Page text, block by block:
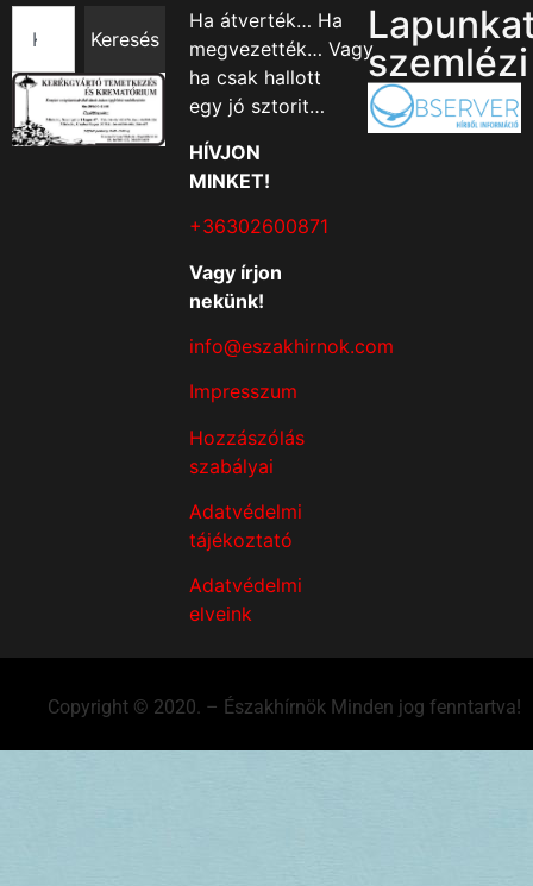
Keresés
Ha átverték… Ha
megvezették… Vagy
ha csak hallott
egy jó sztorit…
HÍVJON
MINKET!
+36302600871
Vagy írjon
nekünk!
info@eszakhirnok.com
Impresszum
Hozzászólás
szabályai
Adatvédelmi
tájékoztató
Adatvédelmi
elveink
szemlézi
Copyright © 2020. – Északhírnök Minden jog fenntartva!